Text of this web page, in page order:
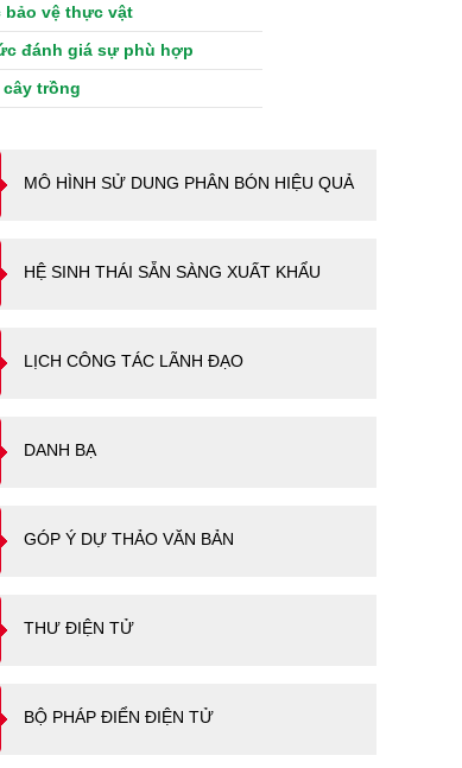
bảo vệ thực vật
đánh giá sự phù hợp
trồng
MÔ HÌNH SỬ DUNG PHÂN BÓN HIỆU QUẢ
HỆ SINH THÁI SẴN SÀNG XUẤT KHẨU
LỊCH CÔNG TÁC LÃNH ĐẠO
DANH BẠ
GÓP Ý DỰ THẢO VĂN BẢN
THƯ ĐIỆN TỬ
BỘ PHÁP ĐIỂN ĐIỆN TỬ